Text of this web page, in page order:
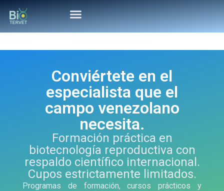
Conviértete en el
especialista que el
campo venezolano
necesita.
Formación práctica en
biotecnología reproductiva con
respaldo científico internacional.
Cupos estrictamente limitados.
Programas de formación, cursos prácticos y